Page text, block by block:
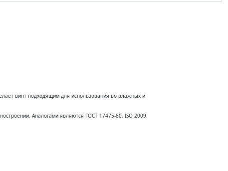
винт подходящим для использования во влажных и
Аналогами являются ГОСТ 17475-80, ISO 2009.